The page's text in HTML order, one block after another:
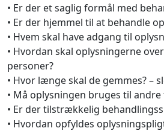
• Er der et saglig formål med
• Er der hjemmel til at behandle
• Hvem skal have adgang til
• Hvordan skal oplysningerne
personer?
• Hvor længe skal de gemmes? –
• Må oplysningen bruges til
• Er der tilstrækkelig
• Hvordan opfyldes